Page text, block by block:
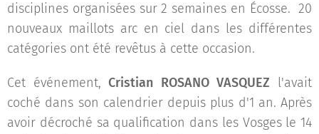
disciplines organisées sur 2 semaines en Écosse. 20
nouveaux maillots arc en ciel dans les différentes
catégories ont été revêtus à cette occasion.
Cet événement,Cristian ROSANO VASQUEZ l'avait
coché dans son calendrier depuis plus d'1 an. Après
avoir décroché sa qualification dans les Vosges le 14